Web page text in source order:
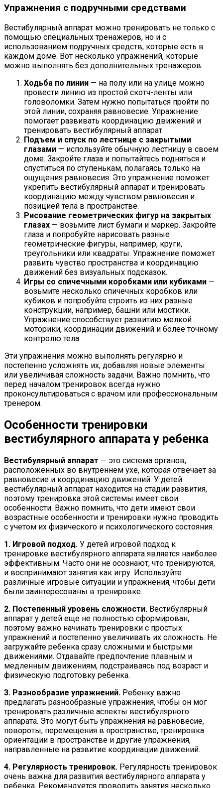
Упражнения с подручными средствами
Вестибулярный аппарат можно тренировать не только с
помощью специальных тренажеров, но и с
использованием подручных средств, которые есть в
каждом доме. Вот несколько упражнений, которые
можно выполнять без дополнительных тренажеров:
Ходьба по линии — на полу или на улице можно
провести линию из простой скотч-ленты или
головоломки. Затем нужно попытаться пройти по
этой линии, сохраняя равновесие. Упражнение
помогает развивать координацию движений и
тренировать вестибулярный аппарат.
Подъем и спуск по лестнице с закрытыми
глазами — используйте обычную лестницу в своем
доме. Закройте глаза и попытайтесь подняться и
спуститься по ступенькам, полагаясь только на
ощущения равновесия. Это упражнение поможет
укрепить вестибулярный аппарат и тренировать
координацию между чувством равновесия и
позицией тела в пространстве.
Рисование геометрических фигур на закрытых
глазах — возьмите лист бумаги и маркер. Закройте
глаза и попробуйте нарисовать разные
геометрические фигуры, например, круги,
треугольники или квадраты. Упражнение поможет
развить чувство пространства и координацию
движений без визуальных подсказок.
Игры со спичечными коробками или кубиками —
возьмите несколько спичечных коробков или
кубиков и попробуйте строить из них разные
конструкции, например, башни или мостики.
Упражнение способствует развитию мелкой
моторики, координации движений и более точному
контролю тела.
Эти упражнения можно выполнять регулярно и
постепенно усложнять их, добавляя новые элементы
или увеличивая сложность задачи. Важно помнить, что
перед началом тренировок всегда нужно
проконсультироваться с врачом или профессиональным
тренером.
Особенности тренировки
вестибулярного аппарата у ребенка
Вестибулярный аппарат — это система органов,
расположенных во внутреннем ухе, которая отвечает за
равновесие и координацию движений. У детей
вестибулярный аппарат находится на стадии развития,
поэтому тренировка этой системы имеет свои
особенности. Важно помнить, что дети имеют свои
возрастные особенности и тренировки нужно проводить
с учетом их физического и психологического состояния.
1. Игровой подход. У детей игровой подход к
тренировке вестибулярного аппарата является наиболее
эффективным. Часто они не осознают, что тренируются,
и воспринимают занятия как игру. Используйте
различные игровые ситуации и упражнения, чтобы дети
были заинтересованы в тренировке.
2. Постепенный уровень сложности. Вестибулярный
аппарат у детей еще не полностью сформирован,
поэтому важно начинать тренировки с простых
упражнений и постепенно увеличивать их сложность. Не
загружайте ребенка сразу сложными и быстрыми
движениями. Отдавайте предпочтение плавным и
медленным движениям, подстраиваясь под возраст и
физическую подготовку ребенка.
3. Разнообразие упражнений. Ребенку важно
предлагать разнообразные упражнения, чтобы он мог
тренировать различные аспекты вестибулярного
аппарата. Это могут быть упражнения на равновесие,
повороты, перемещения в пространстве, тренировка
ориентации в пространстве и другие упражнения,
направленные на развитие координации движений.
4. Регулярность тренировок. Регулярность тренировок
очень важна для развития вестибулярного аппарата у
ребенка. Рекомендуется проводить занятия несколько